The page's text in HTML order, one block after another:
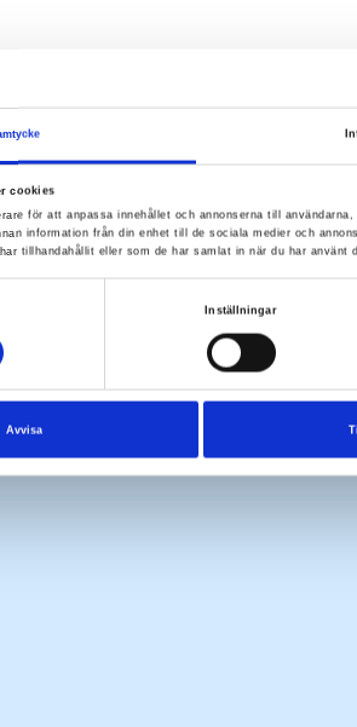
cookies
för att anpassa innehållet och annonserna till
information från din enhet till de sociala medier och
tillhandahållit eller som de har samlat in när du har använt
Inställningar
Avvisa